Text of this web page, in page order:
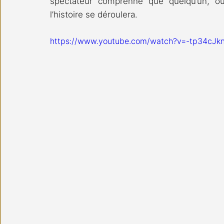
l’histoire se déroulera.
https://www.youtube.com/watch?v=-